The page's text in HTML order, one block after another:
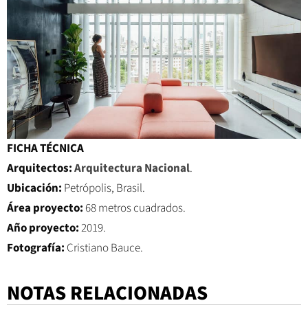
FICHA TÉCNICA
Arquitectos:Arquitectura Nacional.
Ubicación: Petrópolis, Brasil.
Área proyecto: 68 metros cuadrados.
Año proyecto:2019.
Fotografía: Cristiano Bauce.
NOTAS RELACIONADAS